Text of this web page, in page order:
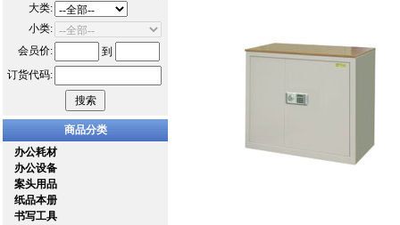
大类:
小类:
会员价:
到
订货代码:
商品分类
办公耗材
办公设备
案头用品
纸品本册
书写工具